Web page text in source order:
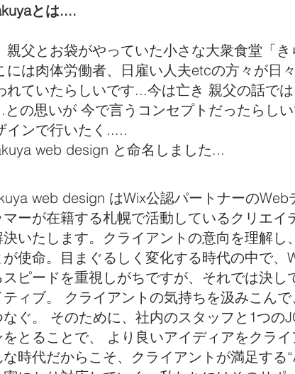
とは....
親父とお袋がやっていた小さな大衆食堂「
には肉体労働者、日雇い人夫etcの方々が日
れていたらしいです...今は亡き 親父の話で
との思いが 今で言うコンセプトだったらし
インで行いたく.....
web design と命名しました...
web design はWix公認パートナーの
マーが在籍する札幌で活動しているクリエ
決いたします。クライアントの意向を理解
が使命。目まぐるしく変化する時代の中で
ピードを重視しがちですが、それでは決
ティブ。 クライアントの気持ちを汲みこん
なぐ。 そのために、社内のスタッフと1つ
をとることで、 より良いアイディアをクラ
な時代だからこそ、クライアントが満足する